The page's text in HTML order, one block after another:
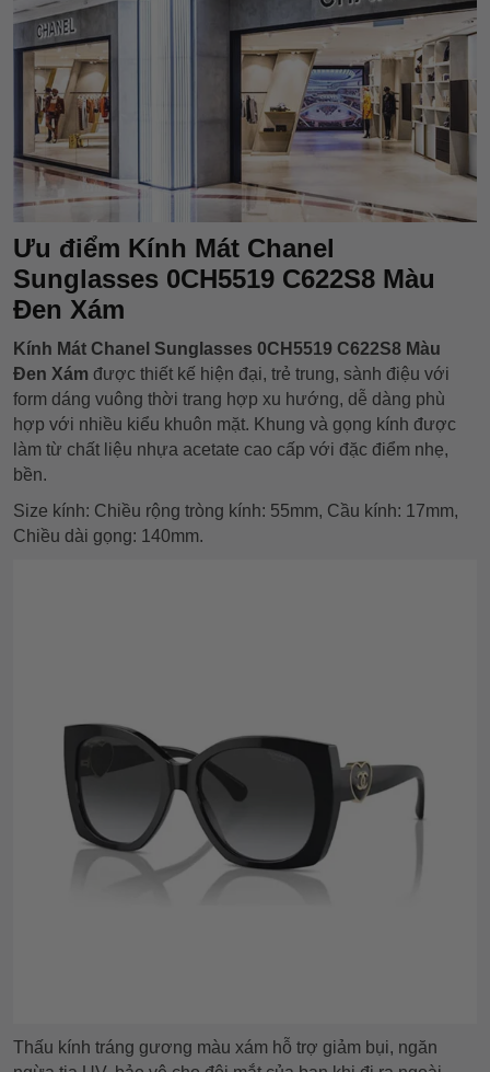
Ưu điểm Kính Mát Chanel
Sunglasses 0CH5519 C622S8 Màu
Đen Xám
Kính Mát Chanel Sunglasses 0CH5519 C622S8 Màu
Đen Xám được thiết kế hiện đại, trẻ trung, sành điệu với
form dáng vuông thời trang hợp xu hướng, dễ dàng phù
hợp với nhiều kiểu khuôn mặt. Khung và gọng kính được
làm từ chất liệu nhựa acetate cao cấp với đặc điểm nhẹ,
bền.
Size kính: Chiều rộng tròng kính: 55mm, Cầu kính: 17mm,
Chiều dài gọng: 140mm.
Thấu kính tráng gương màu xám hỗ trợ giảm bụi, ngăn